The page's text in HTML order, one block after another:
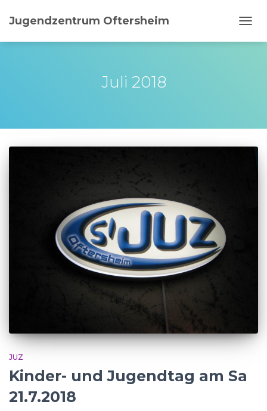
Jugendzentrum Oftersheim
Juli 2018
JUZ
Kinder- und Jugendtag am Sa
21.7.2018